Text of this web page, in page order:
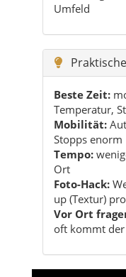
Temperatur,
Mobilität:
Stopps enorm
Tempo:
Ort
Foto-Hack:
up (Textur)
Vor Ort fragen:
oft kommt